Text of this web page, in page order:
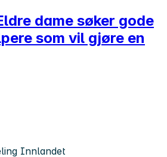
dame søker gode
som vil gjøre en
Innlandet